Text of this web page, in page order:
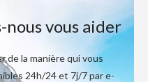
vous aider
de la manière qui vous
24h/24 et 7j/7 par e-